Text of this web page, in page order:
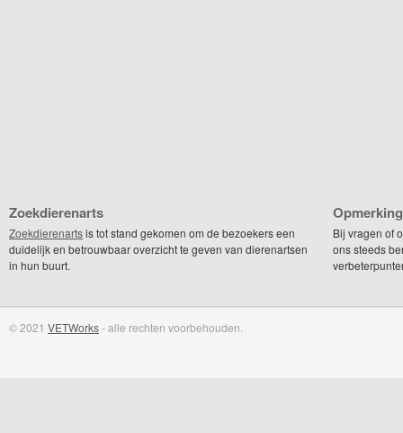
Zoekdierenarts
Zoekdierenartsis tot stand gekomen om de bezoekers een
duidelijk en betrouwbaar overzicht te geven van dierenartsen
in hun buurt.
Bij vragen of
ons steeds
© 2021 VETWorks- alle rechten voorbehouden.